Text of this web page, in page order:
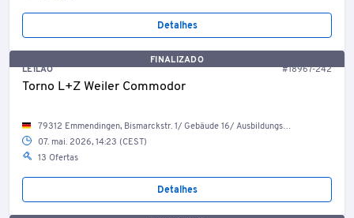
Detalhes
FINALIZADO
LEILÃO
#18967-242
Torno L+Z Weiler Commodor
79312 Emmendingen, Bismarckstr. 1/ Gebäude 16/ Ausbildungswerkstatt
07. mai. 2026, 14:23 (CEST)
13 Ofertas
Detalhes